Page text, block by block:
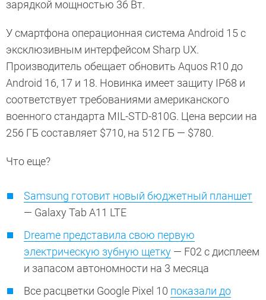
зарядкой мощностью 36 Вт.
У смартфона операционная система Android 15 с
эксклюзивным интерфейсом Sharp UX.
Производитель обещает обновить Aquos R10 до
Android 16, 17 и 18. Новинка имеет защиту IP68 и
соответствует требованиями американского
военного стандарта MIL-STD-810G. Цена версии на
256 ГБ составляет $710, на 512 ГБ — $780.
Что еще?
Samsung готовит новый бюджетный планшет
— Galaxy Tab A11 LTE
Dreame представила свою первую
электрическую зубную щетку — F02 с дисплеем
и запасом автономности на 3 месяца
Все расцветки Google Pixel 10 показали до